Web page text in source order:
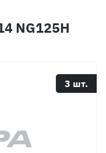
NG125H
3 шт.